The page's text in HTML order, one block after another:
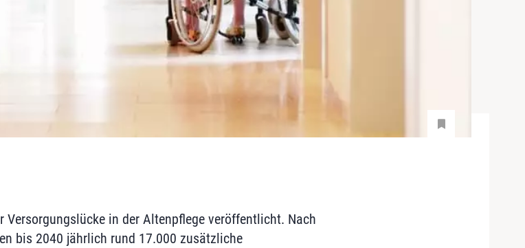
Versorgungslücke in der Altenpflege veröffentlicht. Nach
bis 2040 jährlich rund 17.000 zusätzliche